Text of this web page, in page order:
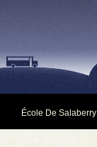
École De Salaberry